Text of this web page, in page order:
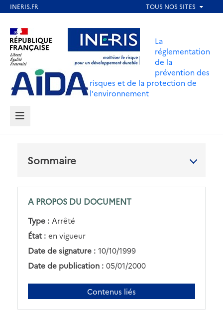
contenu
principal
Aller au contenu Aller au menu
Aller au pied de page
La
réglementation
de la
prévention des
risques et de la protection de
l'environnement
MENU
A PROPOS DU DOCUMENT
Type : Arrêté
État : en vigueur
Date de signature : 10/10/1999
Date de publication : 05/01/2000
Contenus liés
Sommaire